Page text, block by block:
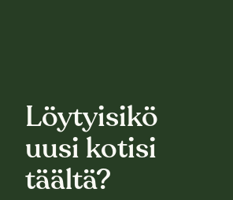
Löytyisikö
uusi kotisi
täältä?